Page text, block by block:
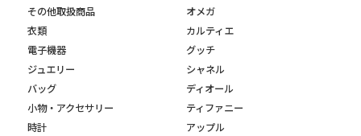
その他取扱商品
衣類
電子機器
ジュエリー
バッグ
小物・アクセサリー
時計
オメガ
カルティエ
グッチ
シャネル
ディオール
ティファニー
アップル